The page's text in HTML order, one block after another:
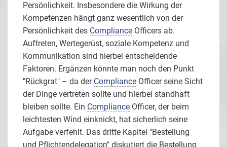
Persönlichkeit. Insbesondere die Wirkung der
Kompetenzen hängt ganz wesentlich von der
Persönlichkeit des Compliance Officers ab.
Auftreten, Wertegerüst, soziale Kompetenz und
Kommunikation sind hierbei entscheidende
Faktoren. Ergänzen könnte man noch den Punkt
"Rückgrat" – da der Compliance Officer seine Sicht
der Dinge vertreten sollte und hierbei standhaft
bleiben sollte. Ein Compliance Officer, der beim
leichtesten Wind einknickt, hat sicherlich seine
Aufgabe verfehlt. Das dritte Kapitel "Bestellung
und Pflichtendelegation" diskutiert die Bestellung